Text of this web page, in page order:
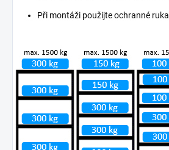
Při montáži použijte ochranné